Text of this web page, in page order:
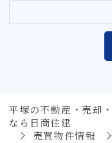
平塚の不動産・売却
なら日商住建
売買物件情報